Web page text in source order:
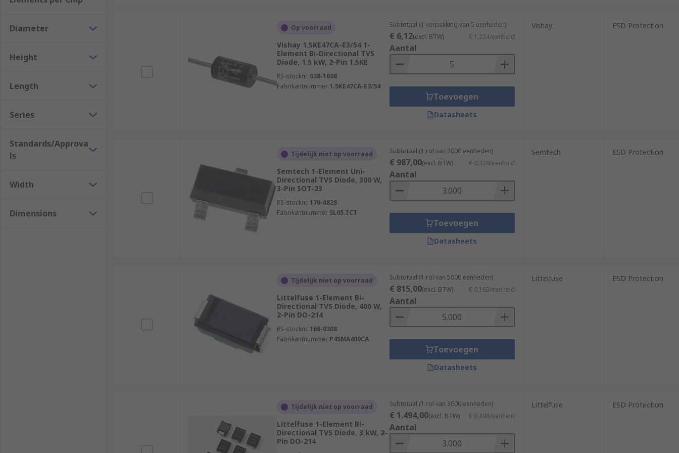
Diameter
Height
Length
Series
Standards/Approva
ls
Width
Dimensions
Op voorraad
Vishay 1.5KE47CA-E3/54 1-
Element Bi-Directional TVS
Diode, 1.5 kW, 2-Pin 1.5KE
RS-stocknr. 638-1608
Fabrikantnummer 1.5KE47CA-E3/54
Subtotaal (1 verpakking van 5 eenheden)
€ 6,12(excl. BTW) € 1,224/eenheid
Aantal
Toevoegen
Datasheets
Vishay ESD Protection
Tijdelijk niet op voorraad
Semtech 1-Element Uni-
Directional TVS Diode, 300 W,
3-Pin SOT-23
RS-stocknr. 170-0828
Fabrikantnummer SL05.TCT
Subtotaal (1 rol van 3000 eenheden)
€ 987,00(excl. BTW) € 0,329/eenheid
Aantal
Toevoegen
Datasheets
Semtech ESD Protection
Tijdelijk niet op voorraad
Littelfuse 1-Element Bi-
Directional TVS Diode, 400 W,
2-Pin DO-214
RS-stocknr. 166-0308
Fabrikantnummer P4SMA400CA
Subtotaal (1 rol van 5000 eenheden)
€ 815,00(excl. BTW) € 0,163/eenheid
Aantal
Toevoegen
Datasheets
Littelfuse ESD Protection
Tijdelijk niet op voorraad
Littelfuse 1-Element Bi-
Directional TVS Diode, 3 kW, 2-
Pin DO-214
Subtotaal (1 rol van 3000 eenheden)
€ 1.494,00(excl. BTW) € 0,498/eenheid
Aantal
Littelfuse ESD Protection